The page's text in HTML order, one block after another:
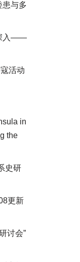
患与多
入——
活动
in
the
史研
更新
讨会”